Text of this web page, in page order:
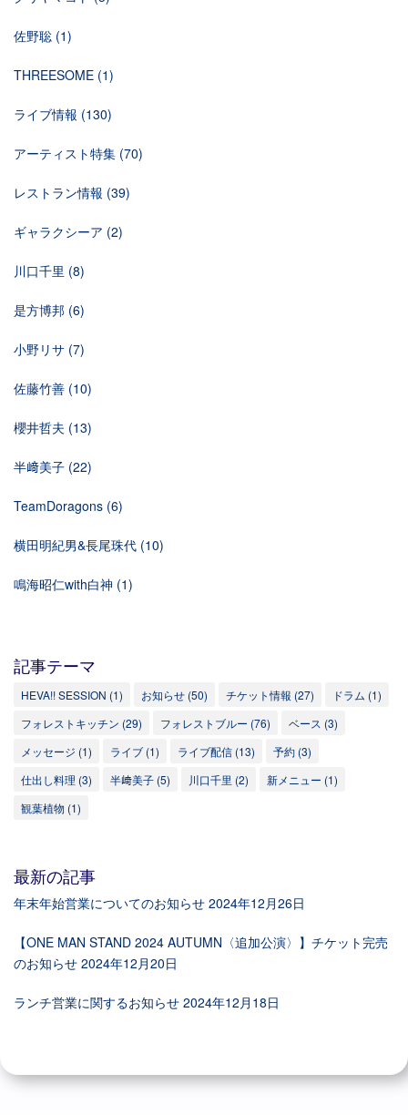
佐野聡 (1)
THREESOME (1)
ライブ情報 (130)
アーティスト特集 (70)
レストラン情報 (39)
ギャラクシーア (2)
川口千里 (8)
是方博邦 (6)
小野リサ (7)
佐藤竹善 (10)
櫻井哲夫 (13)
半﨑美子 (22)
TeamDoragons (6)
横田明紀男&長尾珠代 (10)
鳴海昭仁with白神 (1)
記事テーマ
HEVA!! SESSION (1) お知らせ (50) チケット情報 (27) ドラム (1)
フォレストキッチン (29) フォレストブルー (76) ベース (3)
メッセージ (1) ライブ (1) ライブ配信 (13) 予約 (3)
仕出し料理 (3) 半﨑美子 (5) 川口千里 (2) 新メニュー (1)
観葉植物 (1)
最新の記事
年末年始営業についてのお知らせ 2024年12月26日
【ONE MAN STAND 2024 AUTUMN〈追加公演〉】チケット完売
のお知らせ 2024年12月20日
ランチ営業に関するお知らせ 2024年12月18日